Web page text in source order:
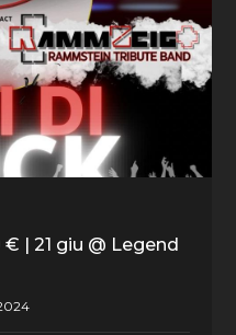
| 21 giu @ Legend